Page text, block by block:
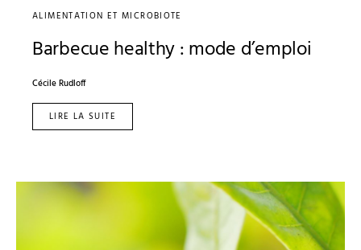
ALIMENTATION ET MICROBIOTE
Barbecue healthy : mode d’emploi
Cécile Rudloff
LIRE LA SUITE